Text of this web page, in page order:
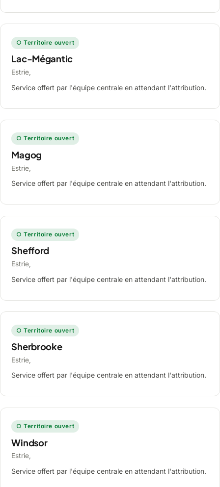
○ Territoire ouvert
Lac-Mégantic
Estrie,
Service offert par l'équipe centrale en attendant l'attribution.
○ Territoire ouvert
Magog
Estrie,
Service offert par l'équipe centrale en attendant l'attribution.
○ Territoire ouvert
Shefford
Estrie,
Service offert par l'équipe centrale en attendant l'attribution.
○ Territoire ouvert
Sherbrooke
Estrie,
Service offert par l'équipe centrale en attendant l'attribution.
○ Territoire ouvert
Windsor
Estrie,
Service offert par l'équipe centrale en attendant l'attribution.